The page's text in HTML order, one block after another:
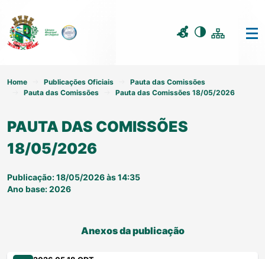
Home Publicações Oficiais
Pauta das Comissões
Pauta das Comissões
Pauta das Comissões 18/05/2026
PAUTA DAS COMISSÕES
18/05/2026
Publicação: 18/05/2026 às 14:35
Ano base: 2026
Anexos da publicação